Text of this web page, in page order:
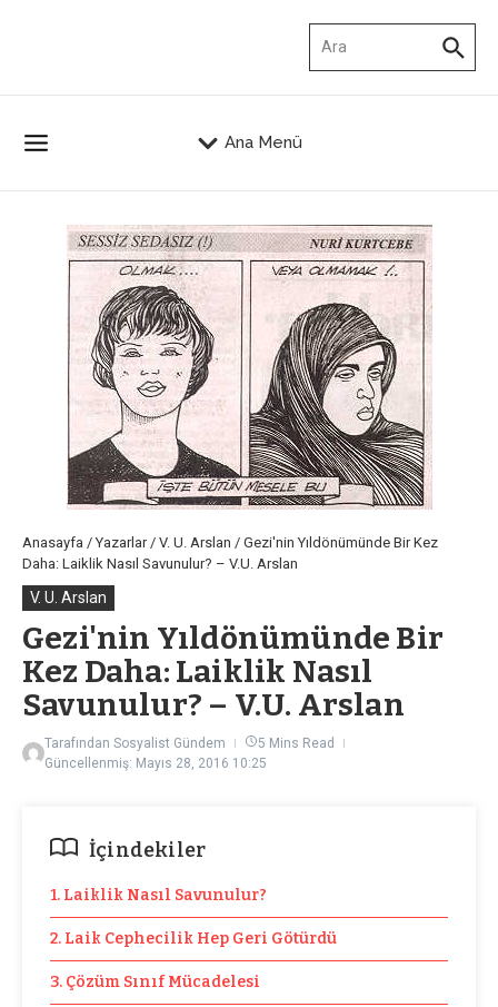
Ana Menü
Anasayfa /Yazarlar/ V. U. Arslan / Gezi'nin Yıldönümünde Bir Kez
Daha: Laiklik Nasıl Savunulur? – V.U. Arslan
V. U. Arslan
Gezi'nin Yıldönümünde Bir
Kez Daha: Laiklik Nasıl
Savunulur? – V.U. Arslan
Tarafından Sosyalist Gündem
5 Mins Read
Güncellenmiş: Mayıs 28, 2016 10:25
İçindekiler
1. Laiklik Nasıl Savunulur?
2. Laik Cephecilik Hep Geri Götürdü
3. Çözüm Sınıf Mücadelesi